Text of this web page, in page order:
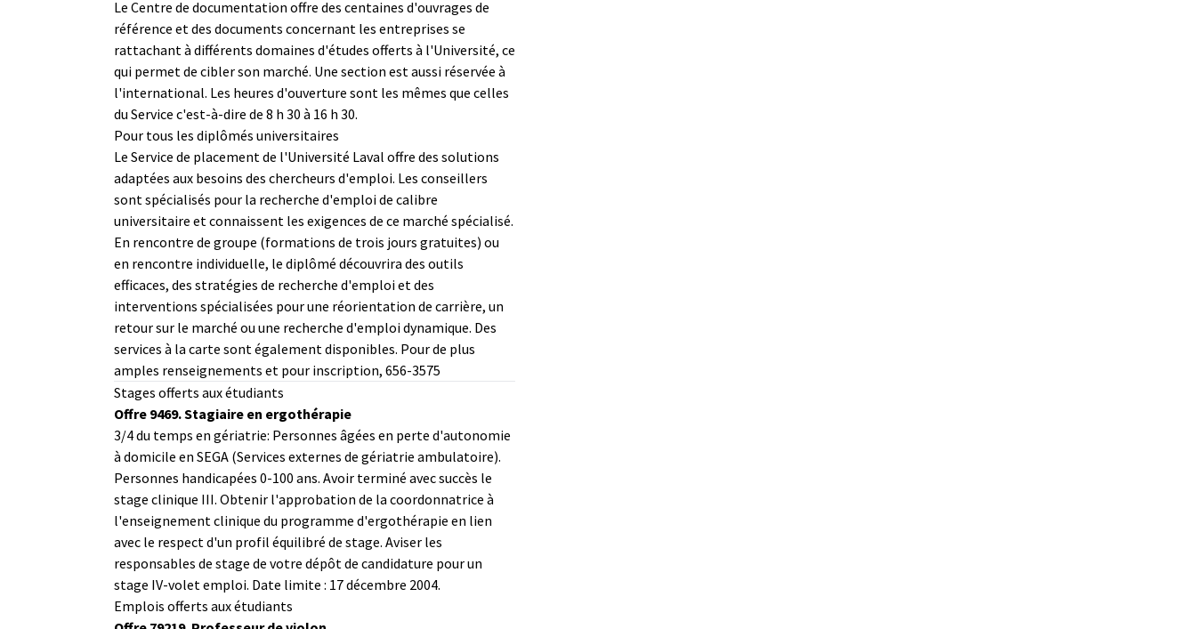
Le Centre de documentation offre des centaines d'ouvrages de
référence et des documents concernant les entreprises se
rattachant à différents domaines d'études offerts à l'Université, ce
qui permet de cibler son marché. Une section est aussi réservée à
l'international. Les heures d'ouverture sont les mêmes que celles
du Service c'est-à-dire de 8 h 30 à 16 h 30.
Pour tous les diplômés universitaires
Le Service de placement de l'Université Laval offre des solutions
adaptées aux besoins des chercheurs d'emploi. Les conseillers
sont spécialisés pour la recherche d'emploi de calibre
universitaire et connaissent les exigences de ce marché spécialisé.
En rencontre de groupe (formations de trois jours gratuites) ou
en rencontre individuelle, le diplômé découvrira des outils
efficaces, des stratégies de recherche d'emploi et des
interventions spécialisées pour une réorientation de carrière, un
retour sur le marché ou une recherche d'emploi dynamique. Des
services à la carte sont également disponibles. Pour de plus
amples renseignements et pour inscription, 656-3575
Stages offerts aux étudiants
Offre 9469. Stagiaire en ergothérapie
3/4 du temps en gériatrie: Personnes âgées en perte d'autonomie
à domicile en SEGA (Services externes de gériatrie ambulatoire).
Personnes handicapées 0-100 ans. Avoir terminé avec succès le
stage clinique III. Obtenir l'approbation de la coordonnatrice à
l'enseignement clinique du programme d'ergothérapie en lien
avec le respect d'un profil équilibré de stage. Aviser les
responsables de stage de votre dépôt de candidature pour un
stage IV-volet emploi. Date limite : 17 décembre 2004.
Emplois offerts aux étudiants